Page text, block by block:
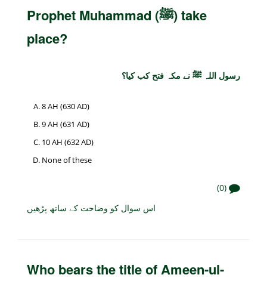
Prophet Muhammad (ﷺ) take
place?
رسول اللہ ﷺ نے مکہ فتح کب کیا؟
8 AH (630 AD)
9 AH (631 AD)
10 AH (632 AD)
None of these
(0)
اس سوال کو وضاحت کے ساتھ پڑھیں
Who bears the title of Ameen-ul-